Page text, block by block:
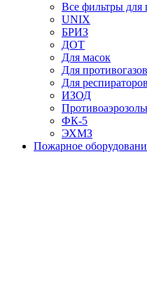
Все фильтры для
UNIX
БРИЗ
ДОТ
Для масок
Для противогазов
Для
ИЗОД
ФК-5
ЭХМЗ
Пожарное